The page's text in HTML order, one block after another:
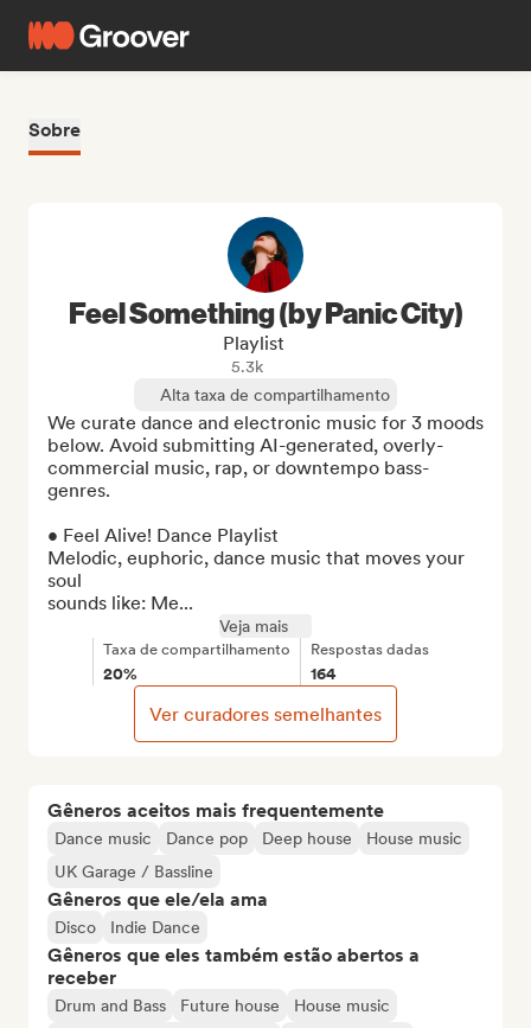
Sobre
Gêneros aceitos mais frequentemente
Dance music Dance pop Deep house
House music
UK Garage / Bassline
Gêneros que ele/ela ama
Disco Indie Dance
Gêneros que eles também estão abertos a
receber
Drum and Bass Future house
House music
Feel Something (by Panic City)
Playlist
5.3k
Alta taxa de compartilhamento
We curate dance and electronic music for 3 moods
below. Avoid submitting AI-generated, overly-
commercial music, rap, or downtempo bass-
genres.
• Feel Alive! Dance Playlist
Melodic, euphoric, dance music that moves your
soul
sounds like: Me...
Veja mais
Taxa de compartilhamento
20%
Respostas dadas
164
Ver curadores semelhantes